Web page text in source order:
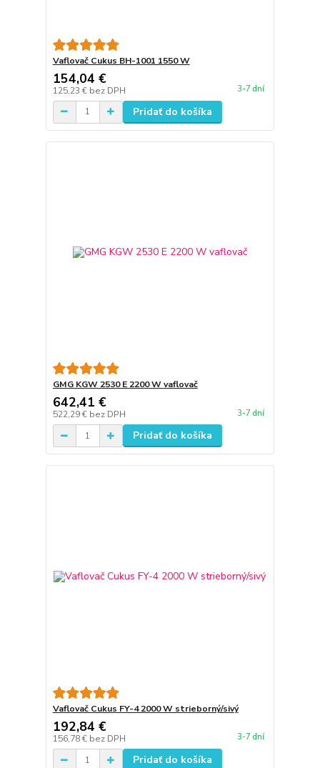
Vaflovač Cukus BH-1001 1550 W
154,04 €
125,23 € bez DPH 3-7 dní
Pridať do košíka
GMG KGW 2530 E 2200 W vaflovač
642,41 €
522,29 € bez DPH 3-7 dní
Pridať do košíka
Vaflovač Cukus FY-4 2000 W strieborný/sivý
192,84 €
156,78 € bez DPH 3-7 dní
Pridať do košíka